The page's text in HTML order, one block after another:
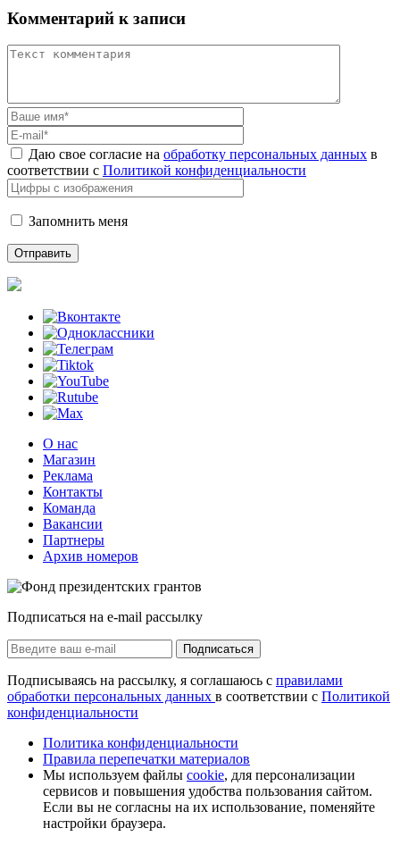
Комментарий к записи
Даю свое согласие на обработку персональных данных в
соответствии с Политикой конфиденциальности
Запомнить меня
О нас
Магазин
Реклама
Контакты
Команда
Вакансии
Партнеры
Архив номеров
Подписаться на e-mail рассылку
Подписаться
Подписываясь на рассылку, я соглашаюсь с правилами
обработки персональных данных в соответствии с Политикой
конфиденциальности
Политика конфиденциальности
Правила перепечатки материалов
Мы используем файлы cookie, для персонализации
сервисов и повышения удобства пользования сайтом.
Если вы не согласны на их использование, поменяйте
настройки браузера.